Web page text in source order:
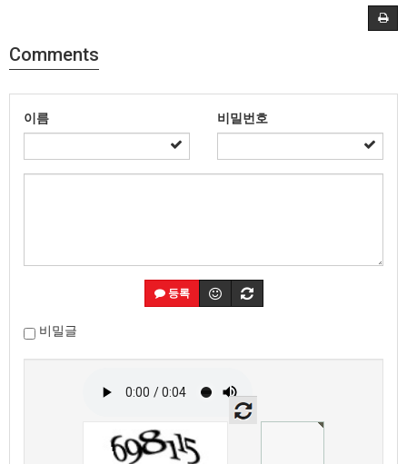
Comments
이름 비밀번호
등록
비밀글